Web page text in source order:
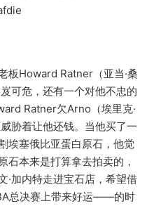
Howard Ratner（亚当·桑
可危，还有一个对他不忠的
Ratner欠Arno（埃里克·
胁着让他还钱。当他买了一
埃塞俄比亚蛋白原石，他觉
石本来是打算拿去拍卖的，
·加内特走进宝石店，希望借
总决赛上带来好运——的时